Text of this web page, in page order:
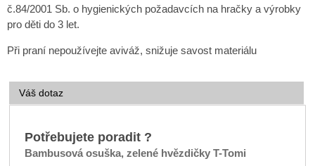
č.84/2001 Sb. o hygienických požadavcích na hračky a výrobky
pro děti do 3 let.
Při praní nepoužívejte aviváž, snižuje savost materiálu
Váš dotaz
Potřebujete poradit ?
Bambusová osuška, zelené hvězdičky T-Tomi